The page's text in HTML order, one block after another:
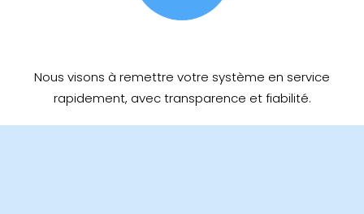
Nous visons à remettre votre système en service
rapidement, avec transparence et fiabilité.